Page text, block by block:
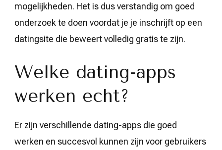
mogelijkheden. Het is dus verstandig om goed
onderzoek te doen voordat je je inschrijft op een
datingsite die beweert volledig gratis te zijn.
Welke dating-apps
werken echt?
Er zijn verschillende dating-apps die goed
werken en succesvol kunnen zijn voor gebruikers